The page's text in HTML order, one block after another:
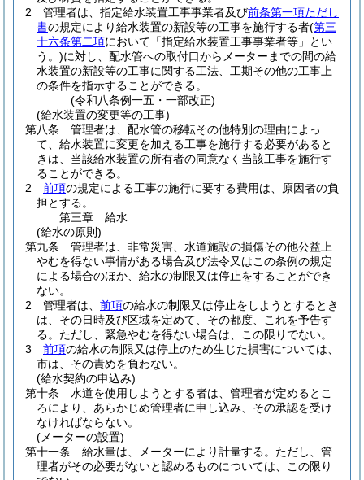
2
管理者は、指定給水装置工事事業者及び前条第一項ただし
書の規定により給水装置の新設等の工事を施行する者(第三
十六条第二項において「指定給水装置工事事業者等」とい
う。)に対し、配水管への取付口からメーターまでの間の給
水装置の新設等の工事に関する工法、工期その他の工事上
の条件を指示することができる。
(令和八条例一五・一部改正)
(給水装置の変更等の工事)
第八条
管理者は、配水管の移転その他特別の理由によっ
て、給水装置に変更を加える工事を施行する必要があると
きは、当該給水装置の所有者の同意なく当該工事を施行す
ることができる。
2
前項の規定による工事の施行に要する費用は、原因者の負
担とする。
第三章
給水
(給水の原則)
第九条
管理者は、非常災害、水道施設の損傷その他公益上
やむを得ない事情がある場合及び法令又はこの条例の規定
による場合のほか、給水の制限又は停止をすることができ
ない。
2
管理者は、 前項の給水の制限又は停止をしようとするとき
は、その日時及び区域を定めて、その都度、これを予告す
る。 ただし、緊急やむを得ない場合は、この限りでない。
3
前項の給水の制限又は停止のため生じた損害については、
市は、その責めを負わない。
(給水契約の申込み)
第十条
水道を使用しようとする者は、管理者が定めるとこ
ろにより、あらかじめ管理者に申し込み、その承認を受け
なければならない。
(メーターの設置)
第十一条
給水量は、メーターにより計量する。 ただし、管
理者がその必要がないと認めるものについては、この限り